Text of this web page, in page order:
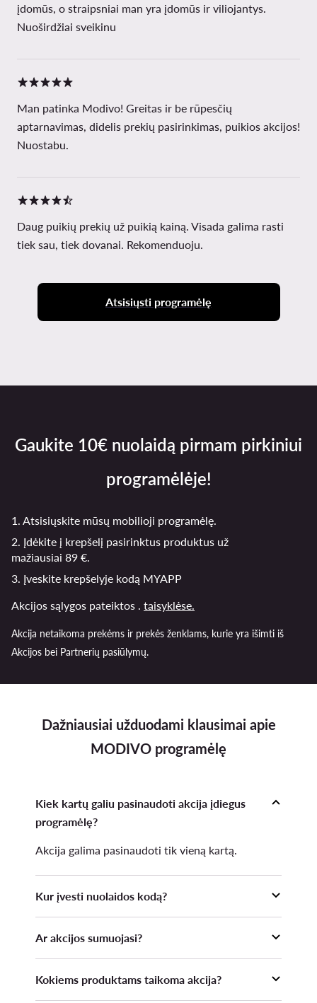
įdomūs, o straipsniai man yra įdomūs ir viliojantys.
Nuoširdžiai sveikinu
Man patinka Modivo! Greitas ir be rūpesčių
aptarnavimas, didelis prekių pasirinkimas, puikios akcijos!
Nuostabu.
Daug puikių prekių už puikią kainą. Visada galima rasti
tiek sau, tiek dovanai. Rekomenduoju.
Atsisiųsti programėlę
Dažniausiai užduodami klausimai apie
MODIVO programėlę
Kiek kartų galiu pasinaudoti akcija įdiegus
programėlę?
Akcija galima pasinaudoti tik vieną kartą.
Kur įvesti nuolaidos kodą?
Užsakymą Krepšelio skiltyje ir paspaudus
Ar akcijos sumuojasi?
Organizatoriaus vykdomomis akcijomis,
Kokiems produktams taikoma akcija?
Gaukite 10€ nuolaidą pirmam pirkiniui
programėlėje!
1. Atsisiųskite mūsų mobilioji programėlę.
2. Įdėkite į krepšelį pasirinktus produktus už
mažiausiai 89 €.
3. Įveskite krepšelyje kodą MYAPP
Akcijos sąlygos pateiktos . taisyklėse.
Akcija netaikoma prekėms ir prekės ženklams, kurie yra išimti iš
Akcijos bei Partnerių pasiūlymų.